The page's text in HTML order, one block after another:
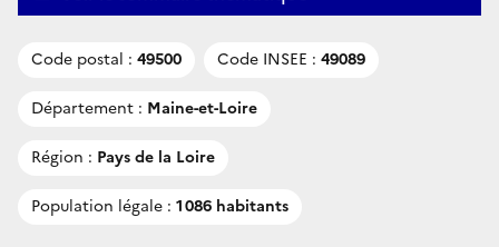
Code postal : 49500 Code INSEE : 49089
Département : Maine-et-Loire
Région : Pays de la Loire
Population légale : 1 086 habitants